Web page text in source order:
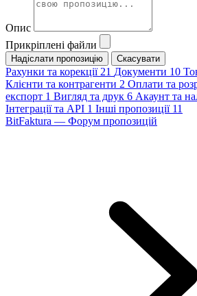
Опис
Прикріплені файли
Скасувати
Рахунки та корекції 21 Документи 10
Клієнти та контрагенти 2 Оплати та
експорт 1 Вигляд та друк 6 Акаунт та
Інтеграції та API 1 Інші пропозиції 11
BitFaktura — Форум пропозицій